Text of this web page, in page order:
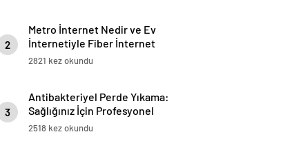
2
Metro İnternet Nedir ve Ev
İnternetiyle Fiber İnternet
Arasındaki Farklar
2821 kez okundu
3
Antibakteriyel Perde Yıkama:
Sağlığınız İçin Profesyonel
Çözümler
2518 kez okundu